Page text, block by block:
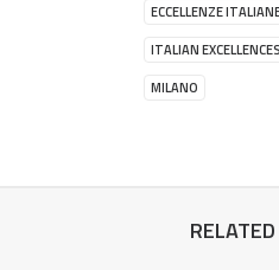
ECCELLENZE
ITALIAN EXCELLENCES
MILANO